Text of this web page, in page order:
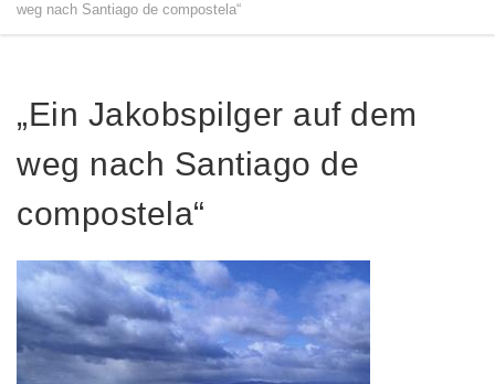
weg nach Santiago de compostela“
„Ein Jakobspilger auf dem
weg nach Santiago de
compostela“